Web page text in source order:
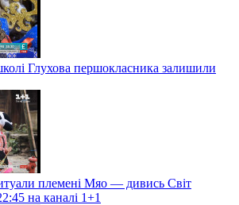
Глухова першокласника залишили
племені Мяо — дивись Світ
на каналі 1+1